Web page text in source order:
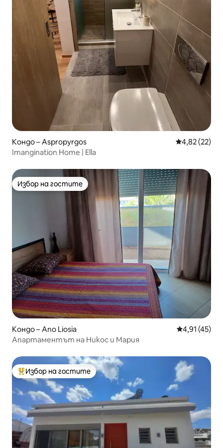
Кондо – Aspropyrgos Средна
4,82 (22)
Imangination Home | Ella
Избор на гостите
Избор на гостите
Кондо – Ano Liosia Средна
4,91 (45)
Апартаментът на Никос и Мария
Най-популярен избор на гостите
Избор на гостите